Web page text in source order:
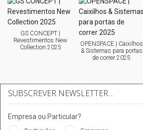
GS CONCEPT |
Revestimentos New
Collection 2025
OPENSPACE | Caixilhos
& Sistemas para portas
de correr 2025
SUBSCREVER NEWSLETTER...
Empresa ou Particular?